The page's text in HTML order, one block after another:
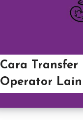
Cara Transfer
Operator Lain